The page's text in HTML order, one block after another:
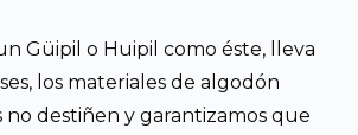
Güipil o Huipil como éste, lleva
los materiales de algodón
destiñen y garantizamos que